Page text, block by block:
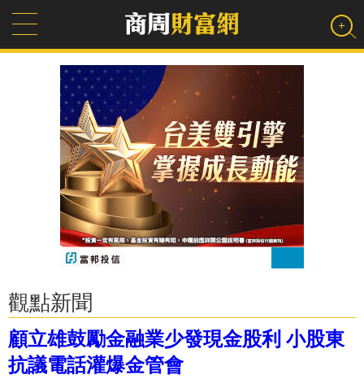
觀點新聞
顧立雄鼓勵金融業少發現金股利 小股東
抗議電話灌爆金管會